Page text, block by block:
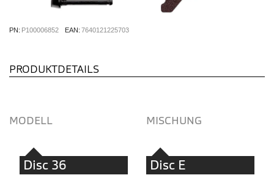
PN: P100006852 EAN: 7640121225703
PRODUKTDETAILS
MODELL MISCHUNG
Disc 36 Disc E